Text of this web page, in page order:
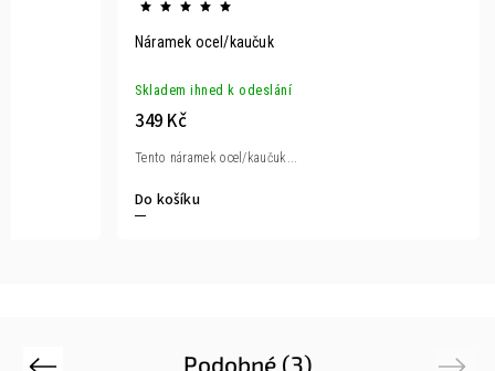
Náramek ocel/kaučuk
Skladem ihned k odeslání
349 Kč
Do košíku
Tento náramek ocel/kaučuk...
Podobné (3)
Previous Next